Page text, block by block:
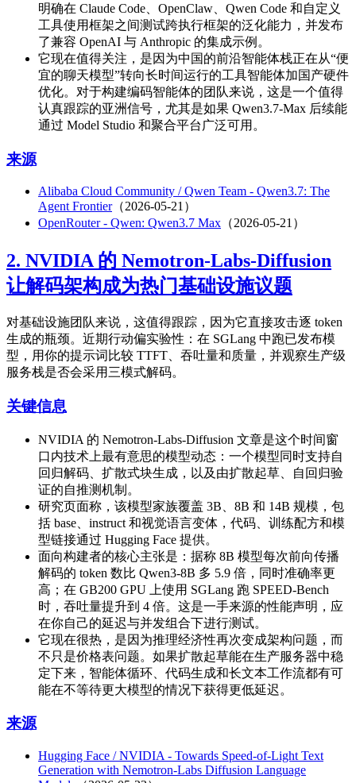
明确在 Claude Code、OpenClaw、Qwen Code 和自定义
工具使用框架之间测试跨执行框架的泛化能力，并发布
了兼容 OpenAI 与 Anthropic 的集成示例。
它现在值得关注，是因为中国的前沿智能体栈正在从“便
宜的聊天模型”转向长时间运行的工具智能体加国产硬件
优化。对于构建编码智能体的团队来说，这是一个值得
认真跟踪的亚洲信号，尤其是如果 Qwen3.7-Max 后续能
通过 Model Studio 和聚合平台广泛可用。
来源
Alibaba Cloud Community / Qwen Team - Qwen3.7: The
Agent Frontier（2026-05-21）
OpenRouter - Qwen: Qwen3.7 Max （2026-05-21）
2. NVIDIA 的 Nemotron-Labs-Diffusion
让解码架构成为热门基础设施议题
对基础设施团队来说，这值得跟踪，因为它直接攻击逐 token
生成的瓶颈。近期行动偏实验性：在 SGLang 中跑已发布模
型，用你的提示词比较 TTFT、吞吐量和质量，并观察生产级
服务栈是否会采用三模式解码。
关键信息
NVIDIA 的 Nemotron-Labs-Diffusion 文章是这个时间窗
口内技术上最有意思的模型动态：一个模型同时支持自
回归解码、扩散式块生成，以及由扩散起草、自回归验
证的自推测机制。
研究页面称，该模型家族覆盖 3B、8B 和 14B 规模，包
括 base、instruct 和视觉语言变体，代码、训练配方和模
型链接通过 Hugging Face 提供。
面向构建者的核心主张是：据称 8B 模型每次前向传播
解码的 token 数比 Qwen3-8B 多 5.9 倍，同时准确率更
高；在 GB200 GPU 上使用 SGLang 跑 SPEED-Bench
时，吞吐量提升到 4 倍。这是一手来源的性能声明，应
在你自己的延迟与并发组合下进行测试。
它现在很热，是因为推理经济性再次变成架构问题，而
不只是价格表问题。如果扩散起草能在生产服务器中稳
定下来，智能体循环、代码生成和长文本工作流都有可
能在不等待更大模型的情况下获得更低延迟。
来源
Hugging Face / NVIDIA - Towards Speed-of-Light Text
Generation with Nemotron-Labs Diffusion Language